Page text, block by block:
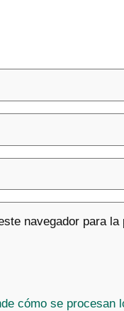
navegador para
cómo se procesan